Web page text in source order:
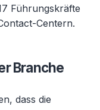
Führungskräfte
Centern.
Branche
dass die